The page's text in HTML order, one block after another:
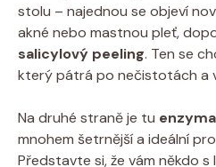
stolu – najednou se objeví
akné nebo mastnou pleť,
salicylový peeling. Ten se
který pátrá po nečistotách a
Na druhé straně je tu
mnohem šetrnější a ideální
Představte si, že vám někdo